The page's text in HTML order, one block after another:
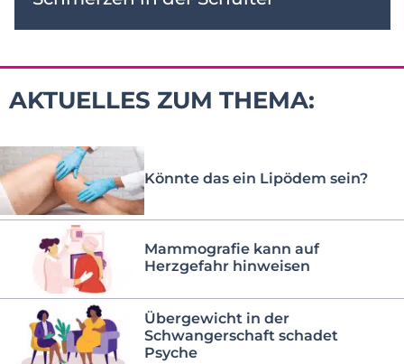
AKTUELLES ZUM THEMA:
Könnte das ein Lipödem sein?
Mammografie kann auf
Herzgefahr hinweisen
Übergewicht in der
Schwangerschaft schadet
Psyche